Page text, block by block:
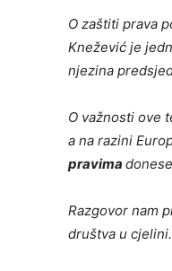
O zaštiti prava
Knežević je
njezina
O važnosti ove
a na razini
pravima
Razgovor nam
društva u cjelini.